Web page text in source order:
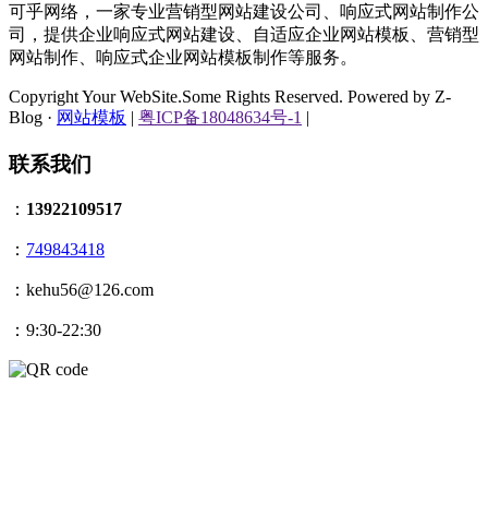
可乎网络，一家专业营销型网站建设公司、响应式网站制作公
司，提供企业响应式网站建设、自适应企业网站模板、营销型
网站制作、响应式企业网站模板制作等服务。
Copyright Your WebSite.Some Rights Reserved. Powered by Z-
Blog · 网站模板 | 粤ICP备18048634号-1 |
联系我们
： 13922109517
： 749843418
：kehu56@126.com
：9:30-22:30